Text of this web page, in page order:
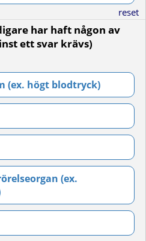
reset
har haft någon av
ett svar krävs)
(ex. högt blodtryck)
(ex.